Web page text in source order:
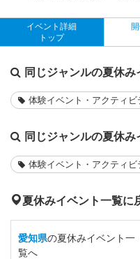
イベント詳細
トップ
同じジャンルの夏休み
体験イベント・アクティビ
同じジャンルの夏休み
体験イベント・アクティビ
夏休みイベント一覧に
愛知県の夏休みイベント一
覧へ